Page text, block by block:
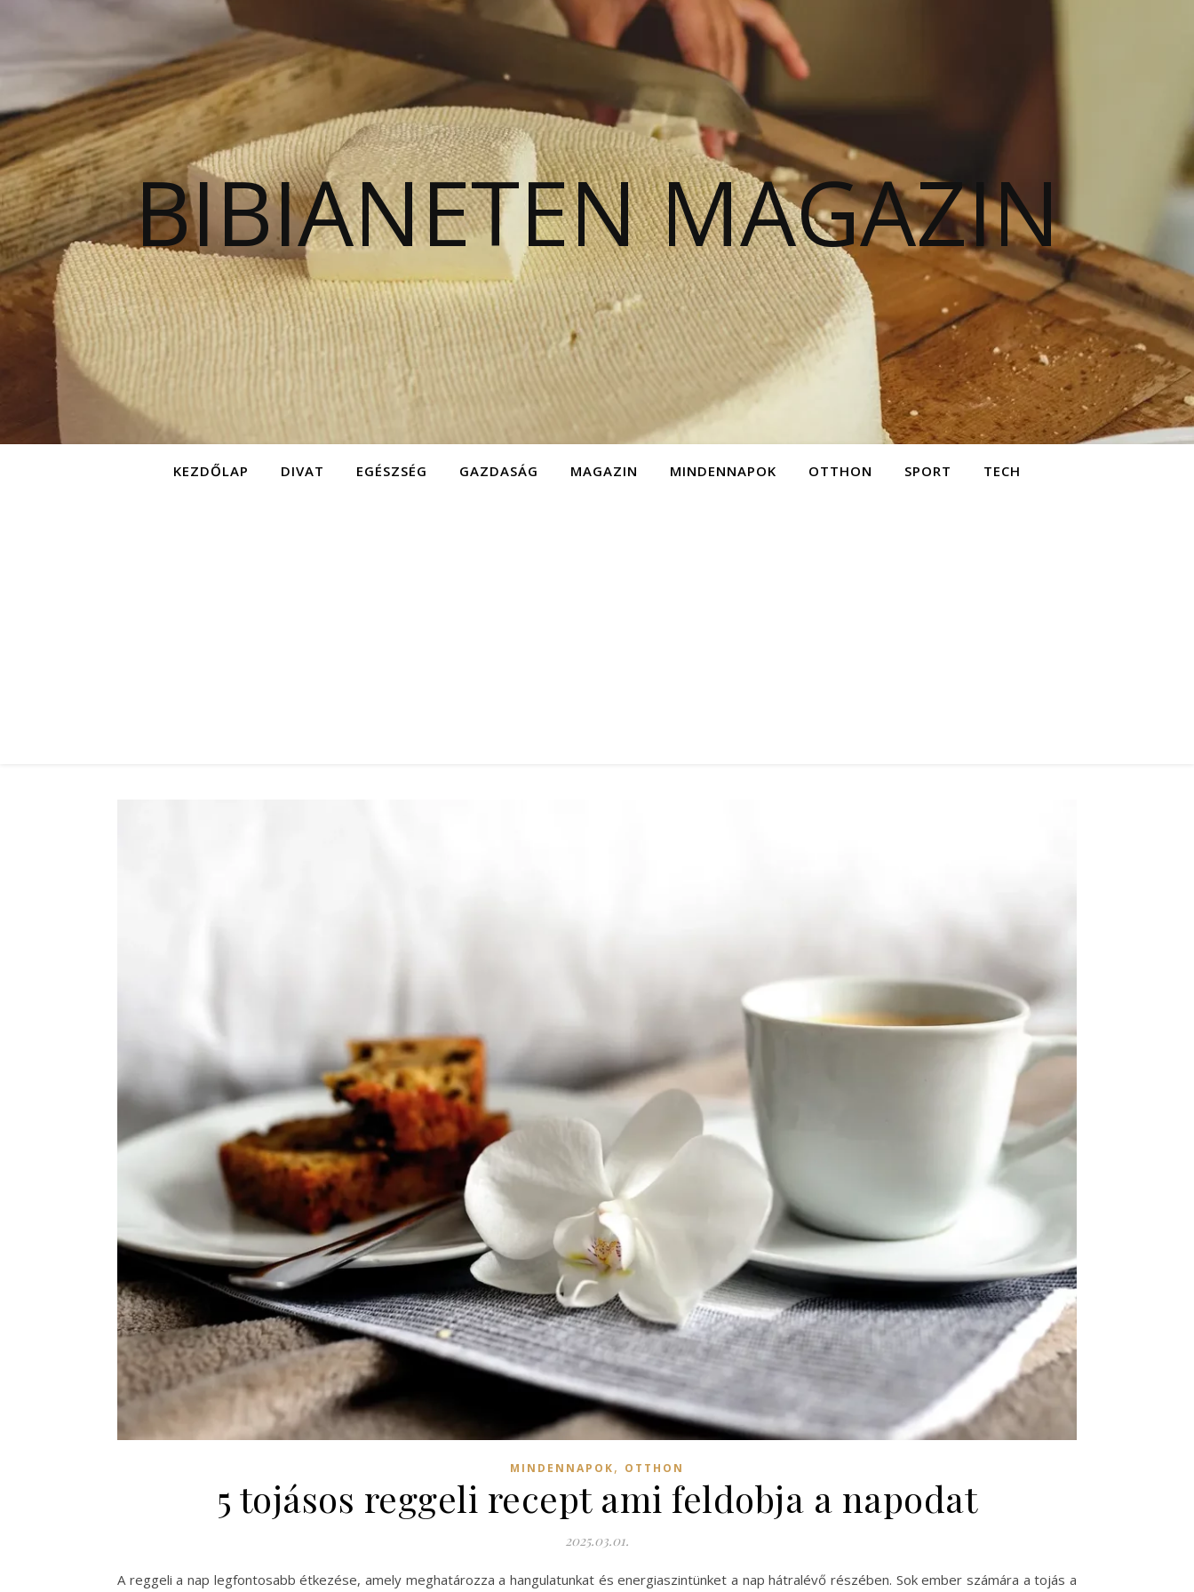
BIBIANETEN MAGAZIN
KEZDŐLAP DIVAT EGÉSZSÉG GAZDASÁG MAGAZIN MINDENNAPOK OTTHON SPORT TECH
MINDENNAPOK, OTTHON
5 tojásos reggeli recept ami feldobja a napodat
2025.03.01.
A reggeli a nap legfontosabb étkezése, amely meghatározza a hangulatunkat és energiaszintünket a nap hátralévő részében. Sok ember számára a tojás a